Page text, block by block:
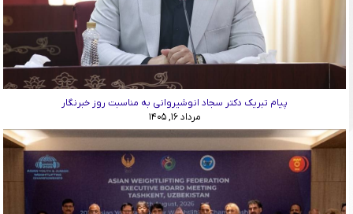
پیام تبریک دکتر سجاد انوشیروانی به مناسبت روز خبرنگار
مرداد ۱۶, ۱۴۰۵